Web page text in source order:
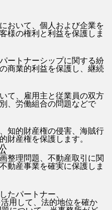
おいて、個人および企業を
様の権利と利益を保護しま
ートナーシップに関する紛
商業的利益を保護し、継続
て、雇用主と従業員の双方
、労働組合の問題などで
知的財産権の侵害、海賊行
財産権を保護します。
整理問題、不動産取引に関
動産事業を確実に保護しま
たパートナー、
用して、法的地位を確か